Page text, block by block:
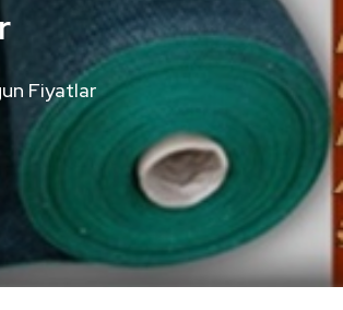
ve Naylon Branda